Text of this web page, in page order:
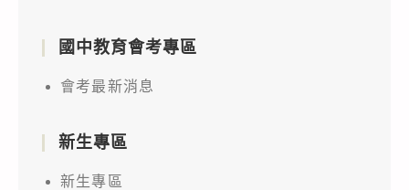
國中教育會考專區
會考最新消息
新生專區
新生專區